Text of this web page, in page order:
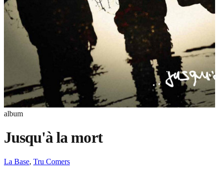
album
Jusqu'à la mort
La Base, Tru Comers